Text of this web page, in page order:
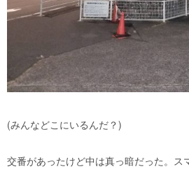
(みんなどこにいるんだ？)
交番があったけど中は真っ暗だった。ス